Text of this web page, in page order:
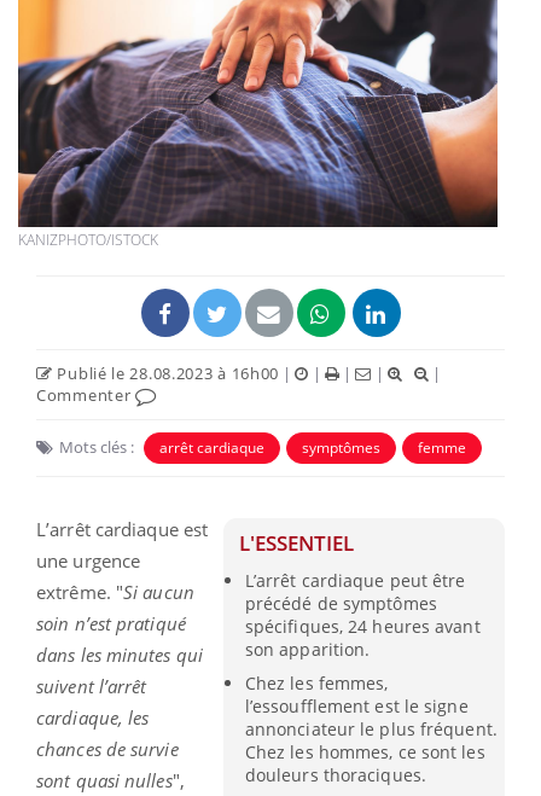
KANIZPHOTO/ISTOCK
Publié le 28.08.2023 à 16h00 | | | |
|
Commenter
Mots clés : arrêt cardiaque symptômes femme
L'ESSENTIEL
L’arrêt cardiaque peut être
précédé de symptômes
spécifiques, 24 heures avant
son apparition.
Chez les femmes,
l’essoufflement est le signe
annonciateur le plus fréquent.
Chez les hommes, ce sont les
douleurs thoraciques.
L’arrêt cardiaque est
une urgence
extrême. "Si aucun
soin n’est pratiqué
dans les minutes qui
suivent l’arrêt
cardiaque, les
chances de survie
sont quasi nulles",